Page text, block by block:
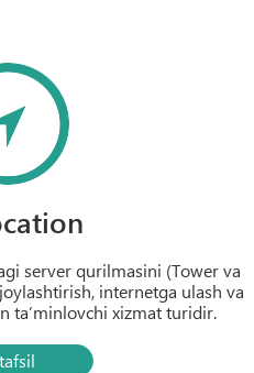
server qurilmasini (Tower va
internetga ulash va
ta’minlovchi xizmat turidir.